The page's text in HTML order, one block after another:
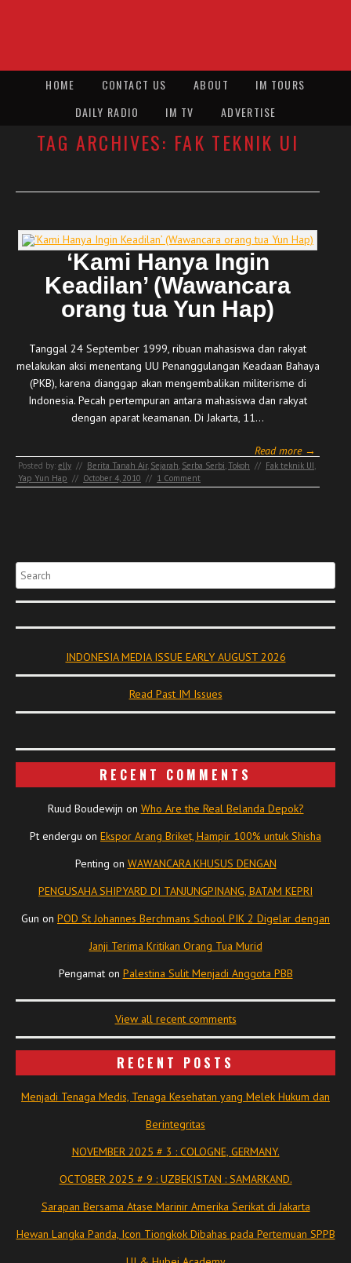
HOME CONTACT US ABOUT
IM TOURS
DAILY RADIO
IM TV ADVERTISE
TAG ARCHIVES: FAK TEKNIK UI
‘Kami Hanya Ingin
Keadilan’ (Wawancara
orang tua Yun Hap)
Tanggal 24 September 1999, ribuan mahasiswa dan rakyat
melakukan aksi menentang UU Penanggulangan Keadaan Bahaya
(PKB), karena dianggap akan mengembalikan militerisme di
Indonesia. Pecah pertempuran antara mahasiswa dan rakyat
dengan aparat keamanan. Di Jakarta, 11…
Read more →
Posted by: elly // Berita Tanah Air, Sejarah, Serba Serbi,Tokoh // Fak teknik UI,
Yap Yun Hap // October 4, 2010 // 1 Comment
Search
INDONESIA MEDIA ISSUE EARLY AUGUST 2026
Read Past IM Issues
RECENT COMMENTS
Ruud Boudewijn on Who Are the Real Belanda Depok?
Pt endergu on Ekspor Arang Briket, Hampir 100% untuk Shisha
Penting on WAWANCARA KHUSUS DENGAN
PENGUSAHA SHIPYARD DI TANJUNGPINANG, BATAM KEPRI
Gun on POD St Johannes Berchmans School PIK 2 Digelar dengan
Janji Terima Kritikan Orang Tua Murid
Pengamaton Palestina Sulit Menjadi Anggota PBB
View all recent comments
RECENT POSTS
Menjadi Tenaga Medis, Tenaga Kesehatan yang Melek Hukum dan
Berintegritas
NOVEMBER 2025 # 3 : COLOGNE, GERMANY.
OCTOBER 2025 # 9 : UZBEKISTAN : SAMARKAND.
Sarapan Bersama Atase Marinir Amerika Serikat di Jakarta
Hewan Langka Panda, Icon Tiongkok Dibahas pada Pertemuan SPPB